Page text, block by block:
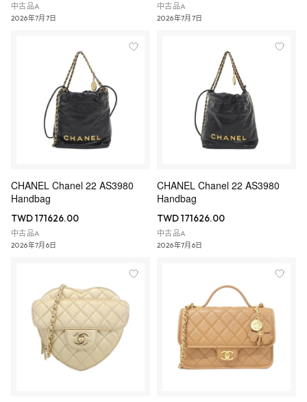
中古品A
2026年7月7日
中古品A
2026年7月7日
CHANEL Chanel 22 AS3980
Handbag
TWD 171626.00
中古品A
2026年7月6日
CHANEL Chanel 22 AS3980
Handbag
TWD 171626.00
中古品A
2026年7月6日